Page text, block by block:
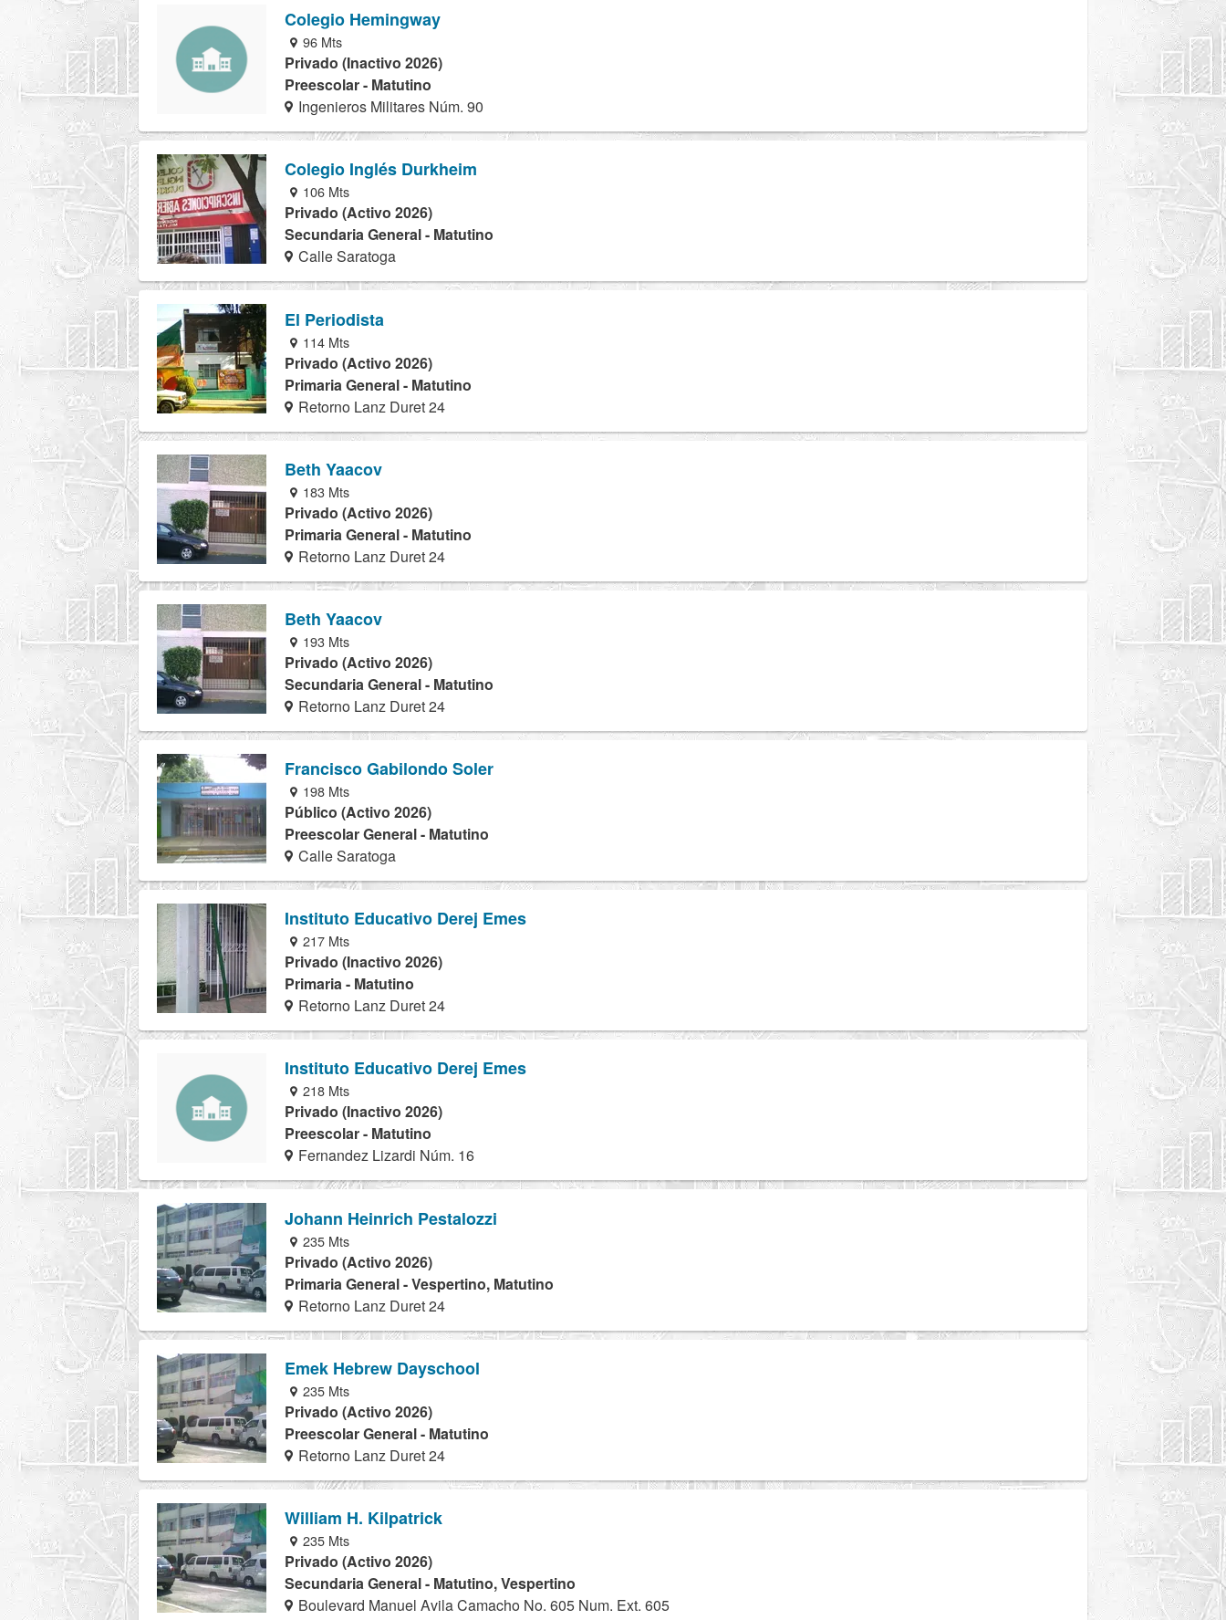
Colegio Hemingway
96 Mts
Privado (Inactivo 2026)
Preescolar - Matutino
Ingenieros Militares Núm. 90
Colegio Inglés Durkheim
106 Mts
Privado (Activo 2026)
Secundaria General - Matutino
Calle Saratoga
El Periodista
114 Mts
Privado (Activo 2026)
Primaria General - Matutino
Retorno Lanz Duret 24
Beth Yaacov
183 Mts
Privado (Activo 2026)
Primaria General - Matutino
Retorno Lanz Duret 24
Beth Yaacov
193 Mts
Privado (Activo 2026)
Secundaria General - Matutino
Retorno Lanz Duret 24
Francisco Gabilondo Soler
198 Mts
Público (Activo 2026)
Preescolar General - Matutino
Calle Saratoga
Instituto Educativo Derej Emes
217 Mts
Privado (Inactivo 2026)
Primaria - Matutino
Retorno Lanz Duret 24
Instituto Educativo Derej Emes
218 Mts
Privado (Inactivo 2026)
Preescolar - Matutino
Fernandez Lizardi Núm. 16
Johann Heinrich Pestalozzi
235 Mts
Privado (Activo 2026)
Primaria General - Vespertino, Matutino
Retorno Lanz Duret 24
Emek Hebrew Dayschool
235 Mts
Privado (Activo 2026)
Preescolar General - Matutino
Retorno Lanz Duret 24
William H. Kilpatrick
235 Mts
Privado (Activo 2026)
Secundaria General - Matutino, Vespertino
Boulevard Manuel Avila Camacho No. 605 Num. Ext. 605